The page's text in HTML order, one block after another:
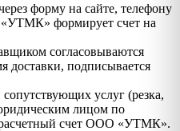
форму на сайте, телефону
формирует счет на
согласовываются
доставки, подписывается
услуг (резка,
лицом по
расчетный счет ООО «УТМК».